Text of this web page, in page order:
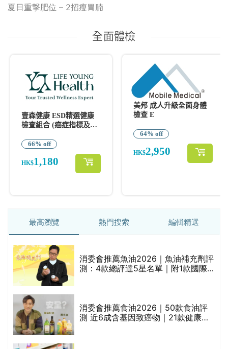
夏日重撃肥位 – 2招瘦胃腩
最高瀏覽 熱門搜索 編輯精選
消委會推薦魚油2026｜魚油補充劑評
測：4款總評達5星名單｜附1款國際
消委會推薦食油2026｜50款食油評
測 近6成含基因致癌物｜21款健康煮